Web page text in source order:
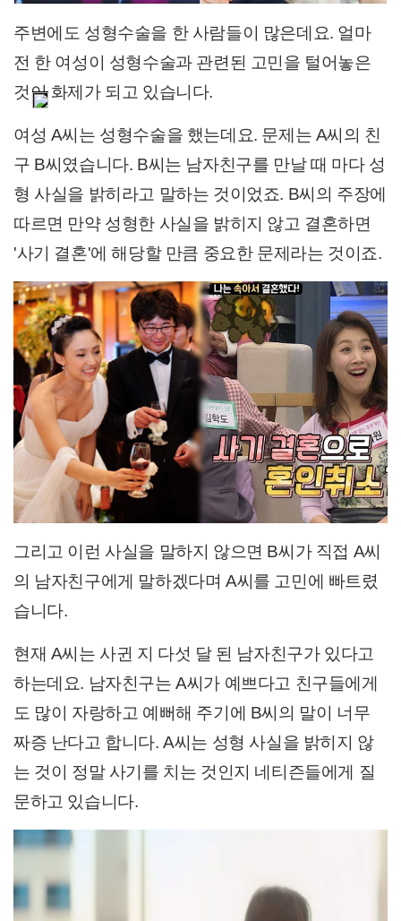
주변에도 성형수술을 한 사람들이 많은데요. 얼마
전 한 여성이 성형수술과 관련된 고민을 털어놓은
것이 화제가 되고 있습니다.
여성 A씨는 성형수술을 했는데요. 문제는 A씨의 친
구 B씨였습니다. B씨는 남자친구를 만날 때 마다 성
형 사실을 밝히라고 말하는 것이었죠. B씨의 주장에
따르면 만약 성형한 사실을 밝히지 않고 결혼하면
'사기 결혼'에 해당할 만큼 중요한 문제라는 것이죠.
그리고 이런 사실을 말하지 않으면 B씨가 직접 A씨
의 남자친구에게 말하겠다며 A씨를 고민에 빠트렸
습니다.
현재 A씨는 사귄 지 다섯 달 된 남자친구가 있다고
하는데요. 남자친구는 A씨가 예쁘다고 친구들에게
도 많이 자랑하고 예뻐해 주기에 B씨의 말이 너무
짜증 난다고 합니다. A씨는 성형 사실을 밝히지 않
는 것이 정말 사기를 치는 것인지 네티즌들에게 질
문하고 있습니다.